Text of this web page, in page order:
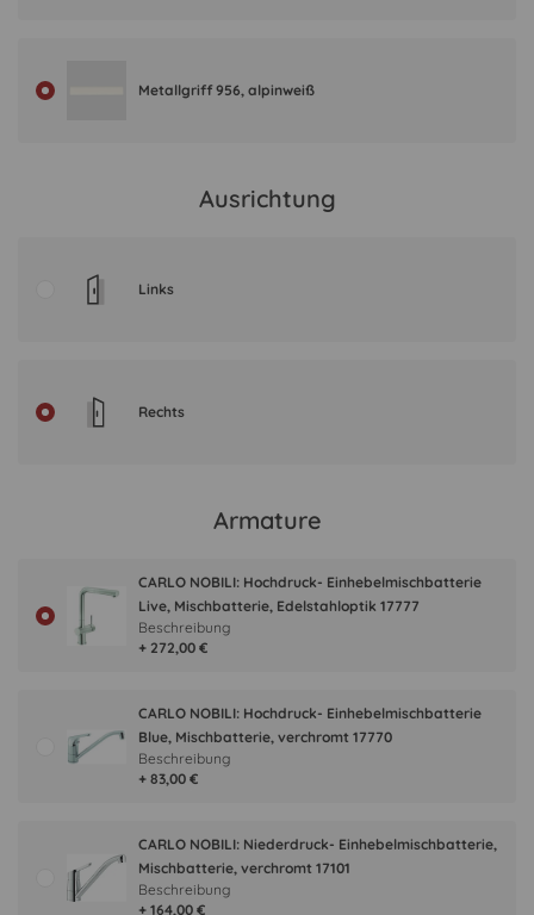
Metallgriff 956, alpinweiß
Ausrichtung
Links
Rechts
Armature
CARLO NOBILI: Hochdruck- Einhebelmischbatterie
Live, Mischbatterie, Edelstahloptik 17777
+ 272,00 €
Beschreibung
CARLO NOBILI: Hochdruck- Einhebelmischbatterie
Blue, Mischbatterie, verchromt 17770
+ 83,00 €
Beschreibung
CARLO NOBILI: Niederdruck- Einhebelmischbatterie,
Mischbatterie, verchromt 17101
+ 164,00 €
Beschreibung